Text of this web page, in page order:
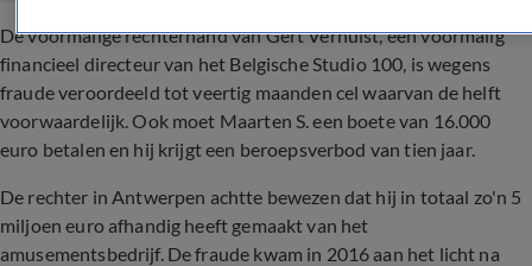
De voormalige rechterhand van Gert Verhulst, een voormalig
financieel directeur van het Belgische Studio 100, is wegens
fraude veroordeeld tot veertig maanden cel waarvan de helft
voorwaardelijk. Ook moet Maarten S. een boete van 16.000
euro betalen en hij krijgt een beroepsverbod van tien jaar.
De rechter in Antwerpen achtte bewezen dat hij in totaal zo'n 5
miljoen euro afhandig heeft gemaakt van het
amusementsbedrijf. De fraude kwam in 2016 aan het licht na